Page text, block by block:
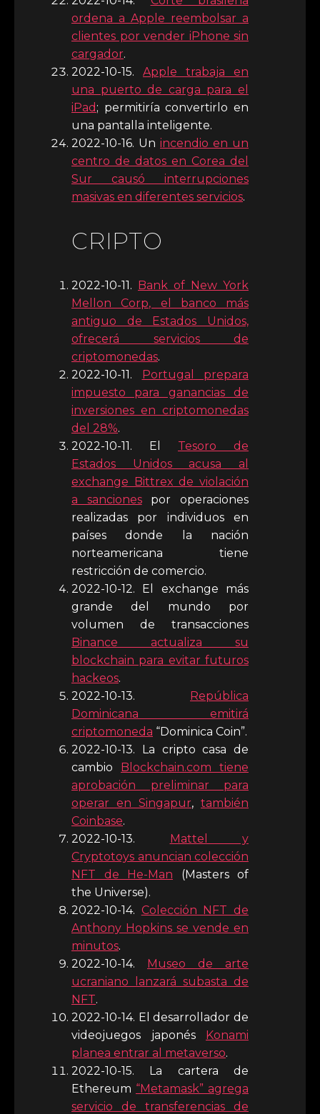
ordena a Apple reembolsar a
clientes por vender iPhone sin
cargador.
2022-10-15. Apple trabaja en
una puerto de carga para el
iPad ; permitiría convertirlo en
una pantalla inteligente.
2022-10-16. Un incendio en un
centro de datos en Corea del
Sur causó interrupciones
masivas en diferentes servicios.
CRIPTO
2022-10-11. Bank of New York
Mellon Corp, el banco más
antiguo de Estados Unidos,
ofrecerá servicios de
criptomonedas.
2022-10-11. Portugal prepara
impuesto para ganancias de
inversiones en criptomonedas
del 28%.
2022-10-11. El Tesoro de
Estados Unidos acusa al
exchange Bittrex de violación
a sancionespor operaciones
realizadas por individuos en
países donde la nación
norteamericana tiene
restricción de comercio.
2022-10-12. El exchange más
grande del mundo por
volumen de transacciones
Binance actualiza su
blockchain para evitar futuros
hackeos.
2022-10-13. República
Dominicana emitirá
criptomoneda “Dominica Coin”.
2022-10-13. La cripto casa de
cambio Blockchain.com tiene
aprobación preliminar para
operar en Singapur, también
Coinbase.
2022-10-13. Mattel y
Cryptotoys anuncian colección
NFT de He-Man (Masters of
the Universe).
2022-10-14. Colección NFT de
Anthony Hopkins se vende en
minutos.
2022-10-14. Museo de arte
ucraniano lanzará subasta de
NFT.
2022-10-14. El desarrollador de
videojuegos japonés Konami
planea entrar al metaverso.
2022-10-15. La cartera de
Ethereum “Metamask” agrega
servicio de transferencias de